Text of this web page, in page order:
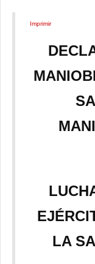
Imprimir
LA